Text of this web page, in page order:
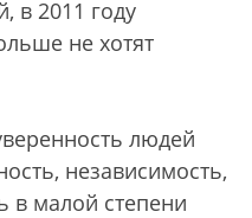
в 2011 году
не хотят
людей
независимость,
в малой степени